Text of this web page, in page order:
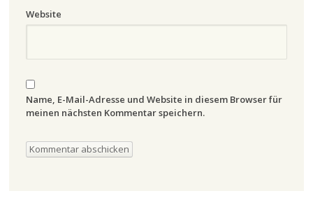
Website
Name, E-Mail-Adresse und Website in diesem Browser für
meinen nächsten Kommentar speichern.